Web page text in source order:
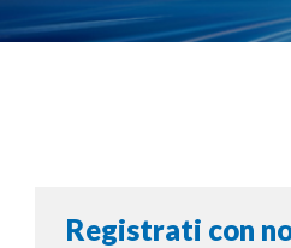
Registrati con